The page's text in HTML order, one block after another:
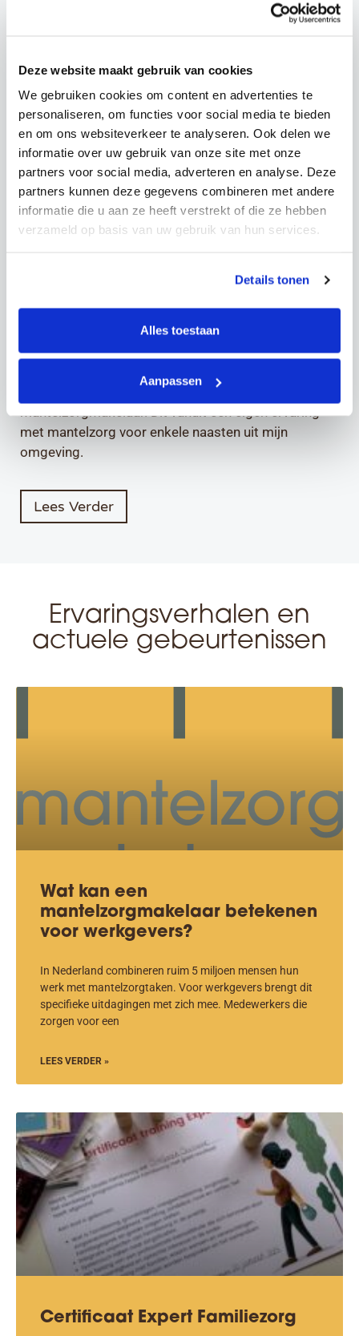
Deze website maakt gebruik van cookies
We gebruiken cookies om content en advertenties te
personaliseren, om functies voor social media te bieden
en om ons websiteverkeer te analyseren. Ook delen we
informatie over uw gebruik van onze site met onze
partners voor social media, adverteren en analyse. Deze
partners kunnen deze gegevens combineren met andere
informatie die u aan ze heeft verstrekt of die ze hebben
verzameld op basis van uw gebruik van hun services.
Details tonen
Alles toestaan
Aanpassen
mantelzorgmakelaar en aangesloten bij de BMZM
(Beroepsvereniging Mantelzorgmakelaars). Na vele
jaren gewerkt te hebben in het bedrijfsleven in
gekomen met het mooie beroep van
met mantelzorg voor enkele naasten uit mijn
omgeving.
Lees Verder
Ervaringsverhalen en
actuele gebeurtenissen
Wat kan een
mantelzorgmakelaar betekenen
voor werkgevers?
In Nederland combineren ruim 5 miljoen mensen hun
werk met mantelzorgtaken. Voor werkgevers brengt dit
specifieke uitdagingen met zich mee. Medewerkers die
zorgen voor een
LEES VERDER »
Certificaat Expert Familiezorg